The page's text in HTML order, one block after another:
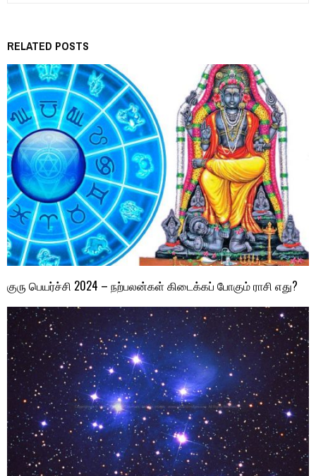
RELATED POSTS
குரு பெயர்ச்சி 2024 – நற்பலன்கள் கிடைக்கப் போகும் ராசி எது?